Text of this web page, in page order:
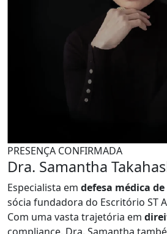
PRESENÇA CONFIRMADA
Dra. Samantha
Especialista em defesa médica
sócia fundadora do Escritório ST
Com uma vasta trajetória em